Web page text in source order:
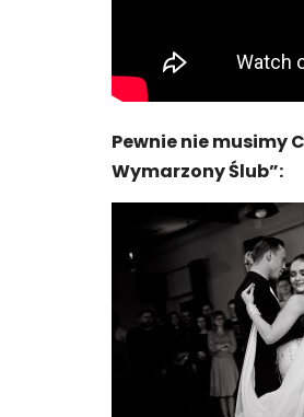
Pewnie nie musimy
Wymarzony Ślub”: